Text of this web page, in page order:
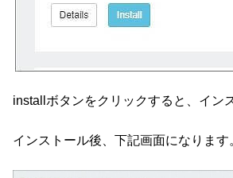
installボタンをクリックすると、イン
インストール後、下記画面になります